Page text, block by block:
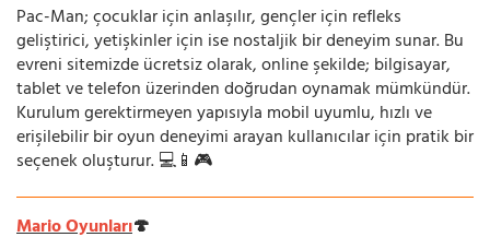
Pac-Man; çocuklar için anlaşılır, gençler için refleks
geliştirici, yetişkinler için ise nostaljik bir deneyim sunar. Bu
evreni sitemizde ücretsiz olarak, online şekilde; bilgisayar,
tablet ve telefon üzerinden doğrudan oynamak mümkündür.
Kurulum gerektirmeyen yapısıyla mobil uyumlu, hızlı ve
erişilebilir bir oyun deneyimi arayan kullanıcılar için pratik bir
seçenek oluşturur. 💻📱🎮
Mario Oyunları🍄